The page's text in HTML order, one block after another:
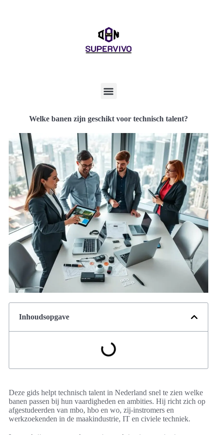
Welke banen zijn geschikt voor technisch talent?
Inhoudsopgave
Deze gids helpt technisch talent in Nederland snel te zien welke
banen passen bij hun vaardigheden en ambities. Hij richt zich op
afgestudeerden van mbo, hbo en wo, zij-instromers en
werkzoekenden in de maakindustrie, IT en civiele techniek.